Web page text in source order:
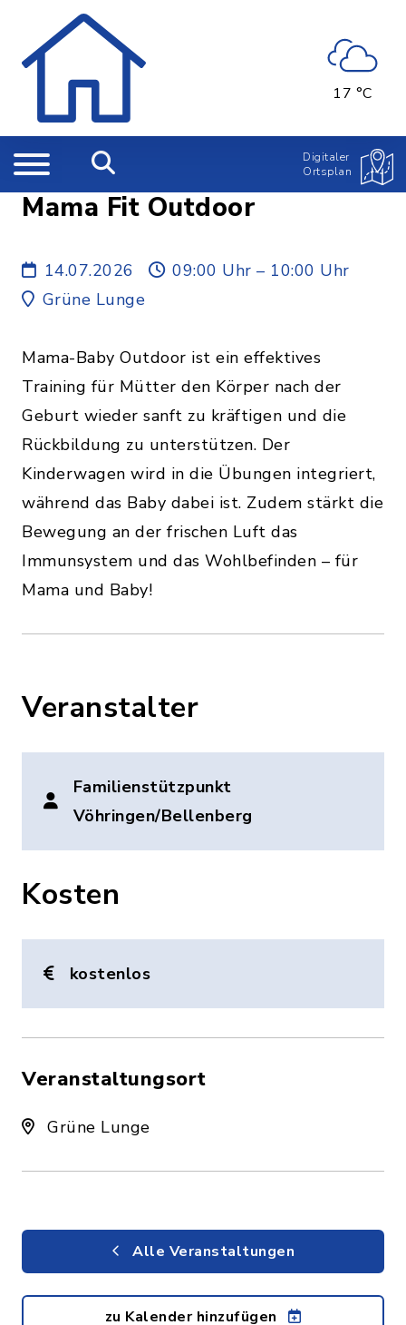
17 °C
Digitaler
Ortsplan
Mama Fit Outdoor
14.07.2026
09:00 Uhr – 10:00 Uhr
Grüne Lunge
Mama-Baby Outdoor ist ein effektives
Training für Mütter den Körper nach der
Geburt wieder sanft zu kräftigen und die
Rückbildung zu unterstützen. Der
Kinderwagen wird in die Übungen integriert,
während das Baby dabei ist. Zudem stärkt die
Bewegung an der frischen Luft das
Immunsystem und das Wohlbefinden – für
Mama und Baby!
Veranstalter
Familienstützpunkt
Vöhringen/Bellenberg
Kosten
kostenlos
Veranstaltungsort
Grüne Lunge
Alle Veranstaltungen
zu Kalender hinzufügen